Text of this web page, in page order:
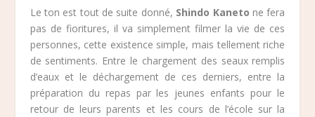
Le ton est tout de suite donné, Shindo Kaneto ne fera
pas de fioritures, il va simplement filmer la vie de ces
personnes, cette existence simple, mais tellement riche
de sentiments. Entre le chargement des seaux remplis
d’eaux et le déchargement de ces derniers, entre la
préparation du repas par les jeunes enfants pour le
retour de leurs parents et les cours de l’école sur la